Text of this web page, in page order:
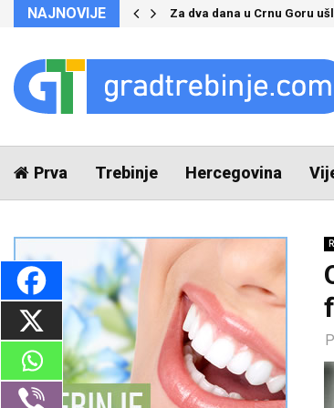
NAJNOVIJE Za dva dana u Crnu Goru
Prva Trebinje Hercegovina